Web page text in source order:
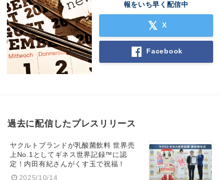
報をいち早く配信中
X
Facebook
過去に配信したプレスリリース
ヤクルトブランドが乳酸菌飲料 世界売
上No.1としてギネス世界記録™に認
定！内田有紀さんがくす玉で祝福！
2025/10/14